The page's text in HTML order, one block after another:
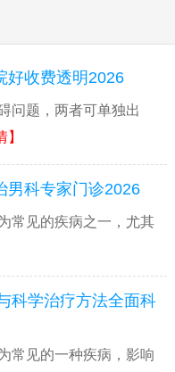
好收费透明2026
问题，两者可单独出
】
男科专家门诊2026
常见的疾病之一，尤其
科学治疗方法全面科
常见的一种疾病，影响